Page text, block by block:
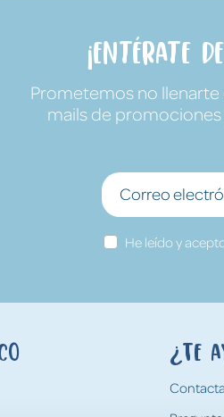
¡Entérate
Prometemos no llenarte
mails de
He leído y
¿Te